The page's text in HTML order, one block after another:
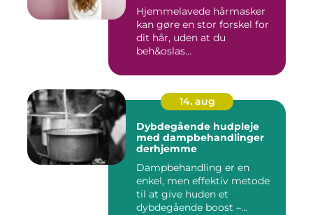
Hjemmelavede hårmasker
kan gøre en stor forskel for
dit hår, uden at du
beh&oslas...
14. aug
Dybdegående hudpleje
med dampbehandlinger
derhjemme
Dampbehandling er en
enkel, men effektiv metode
til at give huden et
dybdegående boost –...